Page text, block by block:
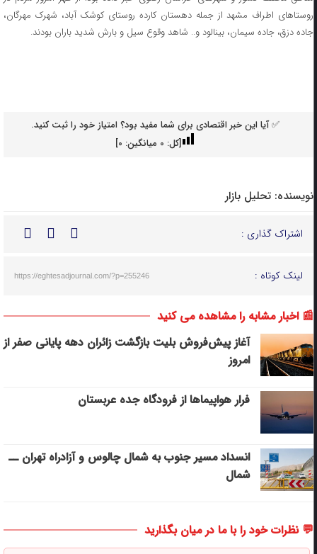
روستاهای اطراف مشهد از جمله دهستان کارده روستای کوشک آباد، شهرک مهرگان،
جاده دزق، جاده سیمان، بینالود و.. شاهد وقوع سیل و بارش شدید باران بودند.
✅ آیا این خبر اقتصادی برای شما مفید بود؟ امتیاز خود را ثبت کنید.
[کل: 0میانگین: 0
]
نویسنده: تحلیل بازار
اشتراک گذاری :
لینک کوتاه : https://eghtesadjournal.com/?p=255246
📰 اخبار مشابه را مشاهده می کنید
آغاز پیش‌فروش بلیت بازگشت زائران دهه پایانی صفر از
امروز
فرار هواپیماها از فرودگاه جده عربستان
انسداد مسیر جنوب به شمال چالوس و آزادراه تهران ــ
شمال
💬 نظرات خود را با ما در میان بگذارید